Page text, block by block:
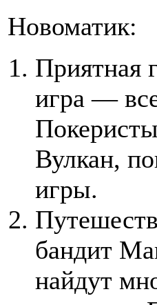
Новоматик:
Приятная
игра —
Вулкан,
игры.
бандит
найдут